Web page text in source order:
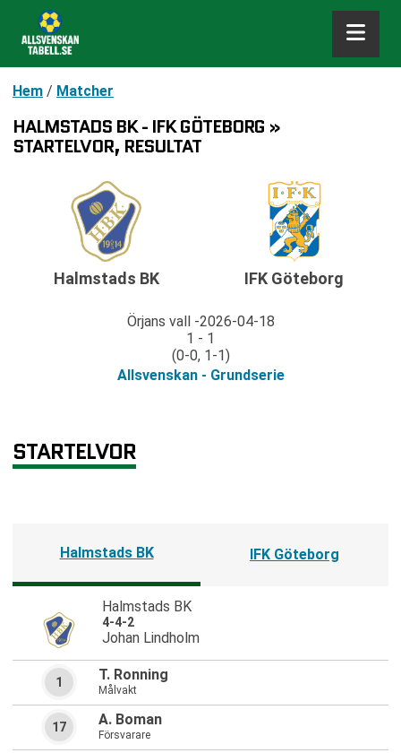
Hem / Matcher
HALMSTADS BK - IFK GÖTEBORG »
STARTELVOR, RESULTAT
Halmstads BK
Örjans vall
2026-04-18
1 - 1
(0-0, 1-1)
Allsvenskan - Grundserie
IFK Göteborg
STARTELVOR
Halmstads BK IFK Göteborg
Halmstads BK
4-4-2
Johan Lindholm
T. Ronning
Målvakt
1
A. Boman
Försvarare
17